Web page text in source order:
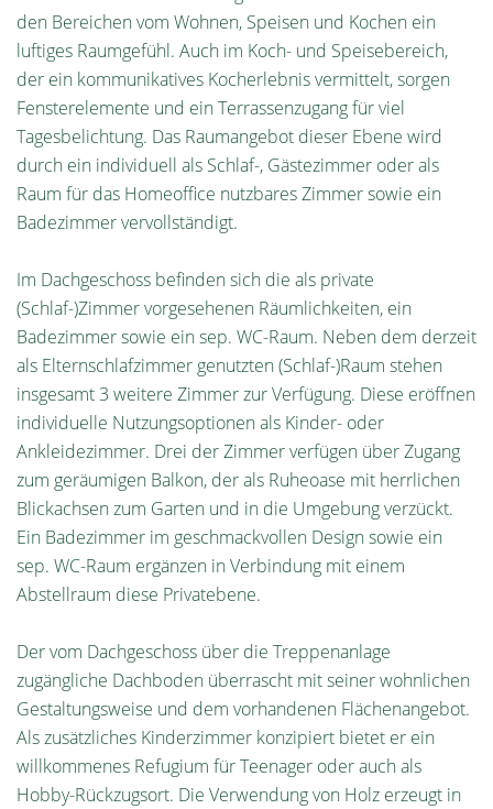
den Bereichen vom Wohnen, Speisen und Kochen ein
luftiges Raumgefühl. Auch im Koch- und Speisebereich,
der ein kommunikatives Kocherlebnis vermittelt, sorgen
Fensterelemente und ein Terrassenzugang für viel
Tagesbelichtung. Das Raumangebot dieser Ebene wird
durch ein individuell als Schlaf-, Gästezimmer oder als
Raum für das Homeoffice nutzbares Zimmer sowie ein
Badezimmer vervollständigt.
Im Dachgeschoss befinden sich die als private
(Schlaf-)Zimmer vorgesehenen Räumlichkeiten, ein
Badezimmer sowie ein sep. WC-Raum. Neben dem derzeit
als Elternschlafzimmer genutzten (Schlaf-)Raum stehen
insgesamt 3 weitere Zimmer zur Verfügung. Diese eröffnen
individuelle Nutzungsoptionen als Kinder- oder
Ankleidezimmer. Drei der Zimmer verfügen über Zugang
zum geräumigen Balkon, der als Ruheoase mit herrlichen
Blickachsen zum Garten und in die Umgebung verzückt.
Ein Badezimmer im geschmackvollen Design sowie ein
sep. WC-Raum ergänzen in Verbindung mit einem
Abstellraum diese Privatebene.
Der vom Dachgeschoss über die Treppenanlage
zugängliche Dachboden überrascht mit seiner wohnlichen
Gestaltungsweise und dem vorhandenen Flächenangebot.
Als zusätzliches Kinderzimmer konzipiert bietet er ein
willkommenes Refugium für Teenager oder auch als
Hobby-Rückzugsort. Die Verwendung von Holz erzeugt in